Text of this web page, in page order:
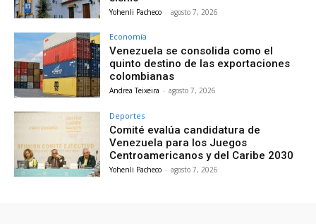
Yohenli Pacheco - agosto 7, 2026
Economía
Venezuela se consolida como el
quinto destino de las exportaciones
colombianas
Andrea Teixeira - agosto 7, 2026
Deportes
Comité evalúa candidatura de
Venezuela para los Juegos
Centroamericanos y del Caribe 2030
Yohenli Pacheco - agosto 7, 2026